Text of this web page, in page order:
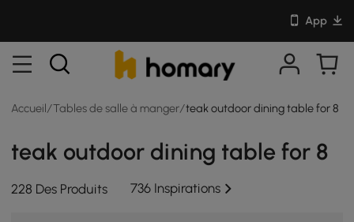
App
Accueil/Tables de salle à manger/teak outdoor dining table for 8
teak outdoor dining table for 8
228 Des Produits 736 Inspirations